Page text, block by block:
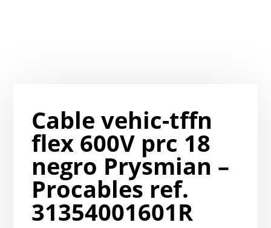
Cable vehic-tffn
flex 600V prc 18
negro Prysmian –
Procables ref.
31354001601R